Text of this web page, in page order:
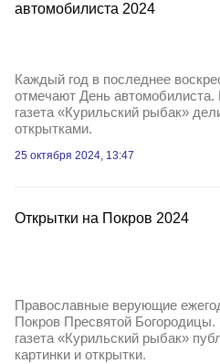
автомобилиста 2024
Каждый год в последнее
отмечают День автомобилиста.
газета «Курильский рыбак»
открытками.
25 октября 2024, 13:47
Открытки на Покров 2024
Православные верующие
Покров Пресвятой Богородицы.
газета «Курильский рыбак»
картинки и открытки.